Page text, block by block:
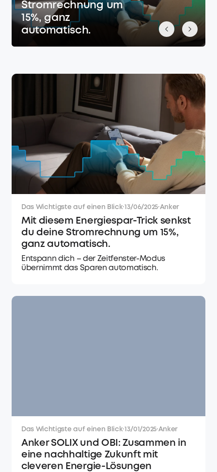
Stromrechnung um
15%, ganz
automatisch.
Das Wichtigste auf einen Blick·13/06/2025·Anker
Mit diesem Energiespar-Trick senkst
du deine Stromrechnung um 15%,
ganz automatisch.
Entspann dich – der Zeitfenster-Modus
übernimmt das Sparen automatisch.
Das Wichtigste auf einen Blick·13/01/2025·Anker
Anker SOLIX und OBI: Zusammen in
eine nachhaltige Zukunft mit
cleveren Energie-Lösungen